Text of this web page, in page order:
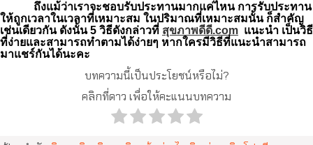
ถึงแม้ว่าเราจะชอบรับประทานมากแค่ไหน การรับประทาน
ให้ถูกเวลาในเวลาที่เหมาะสม ในปริมาณที่เหมาะสมนั้น ก็สำคัญ
เช่นเดียวกัน ดังนั้น 5 วิธีดังกล่าวที่ สุขภาพดีดี.com แนะนำ เป็นวิธี
ที่ง่ายและสามารถทำตามได้ง่ายๆ หากใครมีวิธีที่แนะนำสามารถ
มาแชร์กันได้นะคะ
บทความนี้เป็นประโยชน์หรือไม่?
คลิกที่ดาว เพื่อให้คะแนนบทความ